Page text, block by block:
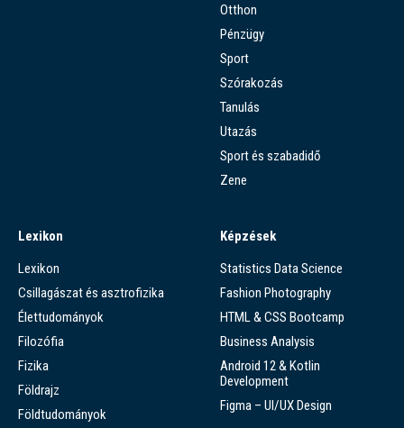
Otthon
Pénzügy
Sport
Szórakozás
Tanulás
Utazás
Sport és szabadidő
Zene
Lexikon
Lexikon
Csillagászat és asztrofizika
Élettudományok
Filozófia
Fizika
Földrajz
Földtudományok
Képzések
Statistics Data Science
Fashion Photography
HTML & CSS Bootcamp
Business Analysis
Android 12 & Kotlin
Development
Figma – UI/UX Design